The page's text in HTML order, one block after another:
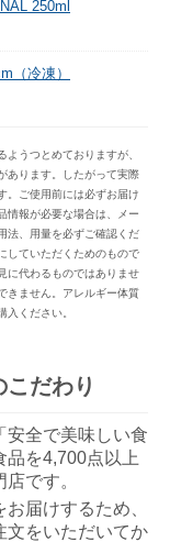
250ml
（冷凍）
うつとめておりますが、
あります。したがって実際
。ご使用前には必ずお届け
情報が必要な場合は、メー
法、用量を必ずご確認くだ
していただくためのもので
に代わるものではありませ
きません。アレルギー体質
ください。
だわり
安全で美味しい食
品を4,700点以上
です。
届けするため、
文をいただいてか